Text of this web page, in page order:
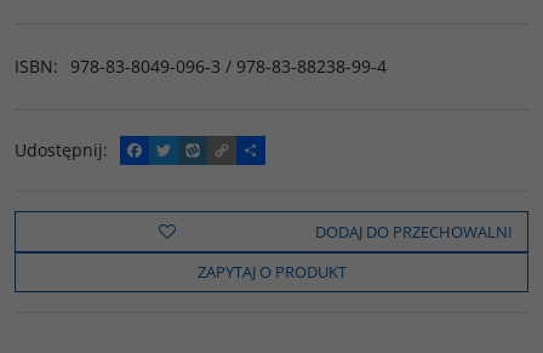
ISBN: 978-83-8049-096-3 / 978-83-88238-99-4
Udostępnij:
F
a
e
o
k
T
w
t
t
e
W
y
o
C
o
y
i
n
k
P
o
z
e
l
s
DODAJ DO PRZECHOWALNI
ZAPYTAJ O PRODUKT